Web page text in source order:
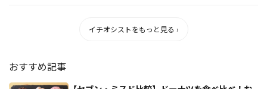
イチオシストをもっと見る ›
おすすめ記事